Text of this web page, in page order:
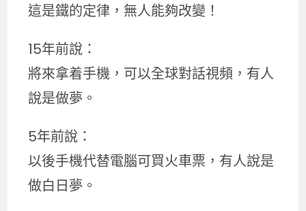
這是鐵的定律，無人能夠改變！
15年前說：
將來拿着手機，可以全球對話視頻，有人
說是做夢。
5年前說：
以後手機代替電腦可買火車票，有人說是
做白日夢。